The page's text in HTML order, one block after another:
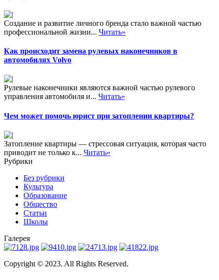
Создание и развитие личного бренда стало важной частью
профессиональной жизни... Читать»
Как происходит замена рулевых наконечников в
автомобилях Volvo
Рулевые наконечники являются важной частью рулевого
управления автомобиля и... Читать»
Чем может помочь юрист при затоплении квартиры?
Затопление квартиры — стрессовая ситуация, которая часто
приводит не только к... Читать»
Рубрики
Без рубрики
Культура
Образование
Общество
Статьи
Школы
Галерея
Copyright © 2023. All Rights Reserved.